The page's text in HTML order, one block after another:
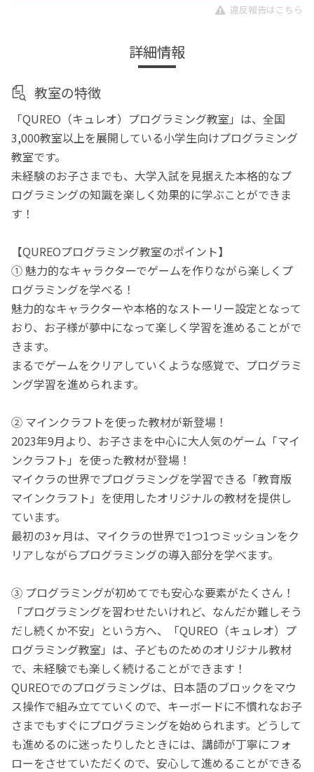
違反報告はこちら
詳細情報
教室の特徴
「QUREO（キュレオ）プログラミング教室」は、全国
3,000教室以上を展開している小学生向けプログラミング
教室です。
未経験のお子さまでも、大学入試を見据えた本格的なプ
ログラミングの知識を楽しく効果的に学ぶことができま
す！
【QUREOプログラミング教室のポイント】
① 魅力的なキャラクターでゲームを作りながら楽しくプ
ログラミングを学べる！
魅力的なキャラクターや本格的なストーリー設定となって
おり、お子様が夢中になって楽しく学習を進めることがで
きます。
まるでゲームをクリアしていくような感覚で、プログラミ
ング学習を進められます。
② マインクラフトを使った教材が新登場！
2023年9月より、お子さまを中心に大人気のゲーム「マイ
ンクラフト」を使った教材が登場！
マイクラの世界でプログラミングを学習できる「教育版
マインクラフト」を使用したオリジナルの教材を提供し
ています。
最初の3ヶ月は、マイクラの世界で1つ1つミッションをク
リアしながらプログラミングの導入部分を学べます。
③ プログラミングが初めてでも安心な要素がたくさん！
「プログラミングを習わせたいけれど、なんだか難しそう
だし続くか不安」という方へ、「QUREO（キュレオ）プ
ログラミング教室」は、子どものためのオリジナル教材
で、未経験でも楽しく続けることができます！
QUREOでのプログラミングは、日本語のブロックをマウ
ス操作で組み立てていくので、キーボードに不慣れなお子
さまでもすぐにプログラミングを始められます。どうして
も進めるのに迷ったりしたときには、講師が丁寧にフォ
ローをさせていただくので、安心して進めることができる